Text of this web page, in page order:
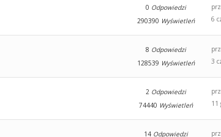
0 Odpowiedzi
290390 Wyświetleń
6
8 Odpowiedzi
128539 Wyświetleń
3
2 Odpowiedzi
74440 Wyświetleń
11
14 Odpowiedzi